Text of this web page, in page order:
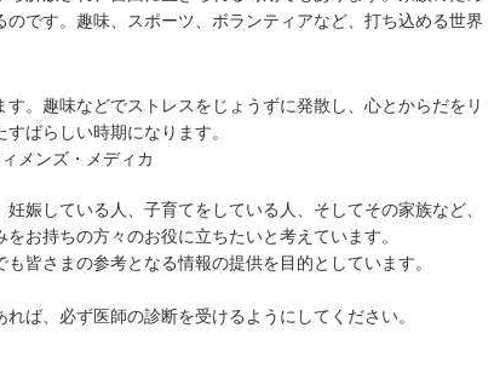
です。趣味、スポーツ、ボランティアなど、打ち込める世界
。趣味などでストレスをじょうずに発散し、心とからだをリ
ばらしい時期になります。
メンズ・メディカ
娠している人、子育てをしている人、そしてその家族など、
お持ちの方々のお役に立ちたいと考えています。
皆さまの参考となる情報の提供を目的としています。
ば、必ず医師の診断を受けるようにしてください。